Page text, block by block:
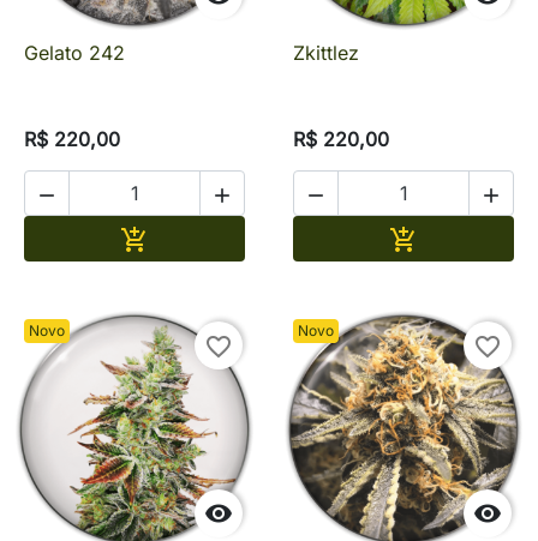
Gelato 242
R$ 220,00
 

Zkittlez
R$ 220,00
 

Novo

favorite_border
Novo

favorite_border